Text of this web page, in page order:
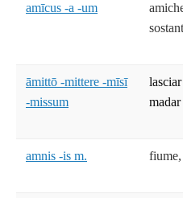
amīcus -a -um
āmittō -mittere -mīsī
-missum
amnis -is m.